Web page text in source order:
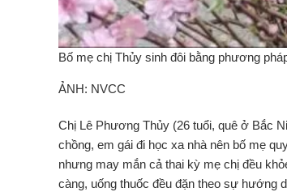
Bố mẹ chị Thủy sinh đôi bằng phương
ẢNH: NVCC
Chị Lê Phương Thủy (26 tuổi, quê ở Bắc
chồng, em gái đi học xa nhà nên bố mẹ
nhưng may mắn cả thai kỳ mẹ chị đều
càng, uống thuốc đều đặn theo sự hướng